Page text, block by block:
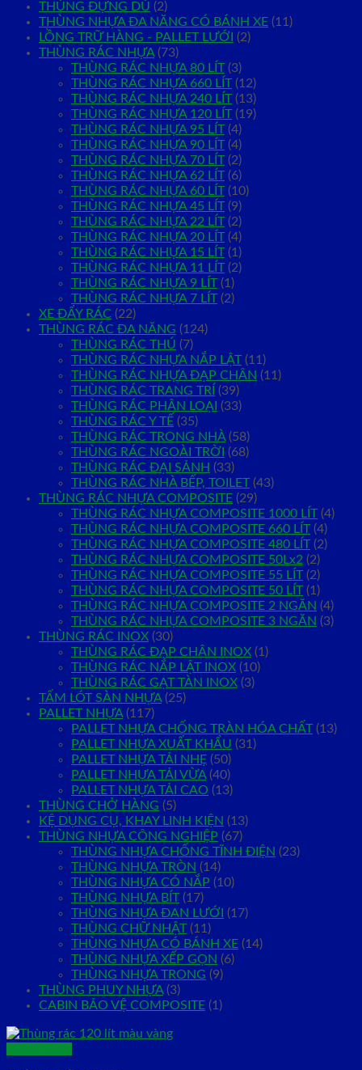
THÙNG ĐỰNG DÙ (2)
THÙNG NHỰA ĐA NĂNG CÓ BÁNH XE (11)
LỒNG TRỮ HÀNG - PALLET LƯỚI
(2)
THÙNG RÁC NHỰA (73)
THÙNG RÁC NHỰA 80 LÍT (3)
THÙNG RÁC NHỰA 660 LÍT (12)
THÙNG RÁC NHỰA 240 LÍT (13)
THÙNG RÁC NHỰA 120 LÍT (19)
THÙNG RÁC NHỰA 95 LÍT (4)
THÙNG RÁC NHỰA 90 LÍT (4)
THÙNG RÁC NHỰA 70 LÍT (2)
THÙNG RÁC NHỰA 62 LÍT (6)
THÙNG RÁC NHỰA 60 LÍT (10)
THÙNG RÁC NHỰA 45 LÍT (9)
THÙNG RÁC NHỰA 22 LÍT (2)
THÙNG RÁC NHỰA 20 LÍT (4)
THÙNG RÁC NHỰA 15 LÍT (1)
THÙNG RÁC NHỰA 11 LÍT (2)
THÙNG RÁC NHỰA 9 LÍT (1)
THÙNG RÁC NHỰA 7 LÍT (2)
XE ĐẨY RÁC (22)
THÙNG RÁC ĐA NĂNG (124)
THÙNG RÁC THÚ (7)
THÙNG RÁC NHỰA NẮP LẬT (11)
THÙNG RÁC NHỰA ĐẠP CHÂN (11)
THÙNG RÁC TRANG TRÍ
(39)
THÙNG RÁC PHÂN LOẠI
(33)
THÙNG RÁC Y TẾ (35)
THÙNG RÁC TRONG NHÀ (58)
THÙNG RÁC NGOÀI TRỜI
(68)
THÙNG RÁC ĐẠI SẢNH (33)
THÙNG RÁC NHÀ BẾP, TOILET (43)
THÙNG RÁC NHỰA COMPOSITE (29)
THÙNG RÁC NHỰA COMPOSITE 1000 LÍT (4)
THÙNG RÁC NHỰA COMPOSITE 660 LÍT (4)
THÙNG RÁC NHỰA COMPOSITE 480 LÍT (2)
THÙNG RÁC NHỰA COMPOSITE 50Lx2 (2)
THÙNG RÁC NHỰA COMPOSITE 55 LÍT (2)
THÙNG RÁC NHỰA COMPOSITE 50 LÍT (1)
THÙNG RÁC NHỰA COMPOSITE 2 NGĂN (4)
THÙNG RÁC NHỰA COMPOSITE 3 NGĂN (3)
THÙNG RÁC INOX (30)
THÙNG RÁC ĐẠP CHÂN INOX (1)
THÙNG RÁC NẮP LẬT INOX (10)
THÙNG RÁC GẠT TÀN INOX (3)
TẤM LÓT SÀN NHỰA (25)
PALLET NHỰA (117)
PALLET NHỰA CHỐNG TRÀN HÓA CHẤT (13)
PALLET NHỰA XUẤT KHẨU (31)
PALLET NHỰA TẢI NHẸ (50)
PALLET NHỰA TẢI VỪA (40)
PALLET NHỰA TẢI CAO (13)
THÙNG CHỞ HÀNG (5)
KỆ DỤNG CỤ, KHAY LINH KIỆN (13)
THÙNG NHỰA CÔNG NGHIỆP (67)
THÙNG NHỰA CHỐNG TĨNH ĐIỆN (23)
THÙNG NHỰA TRÒN (14)
THÙNG NHỰA CÓ NẮP (10)
THÙNG NHỰA BÍT (17)
THÙNG NHỰA ĐAN LƯỚI
(17)
THÙNG CHỮ NHẬT (11)
THÙNG NHỰA CÓ BÁNH XE (14)
THÙNG NHỰA XẾP GỌN (6)
THÙNG NHỰA TRONG (9)
THÙNG PHUY NHỰA (3)
CABIN BẢO VỆ COMPOSITE (1)